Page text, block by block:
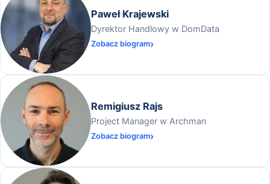
Paweł Krajewski
Dyrektor Handlowy w DomData
Zobacz biogram
Remigiusz Rajs
Project Manager w Archman
Zobacz biogram